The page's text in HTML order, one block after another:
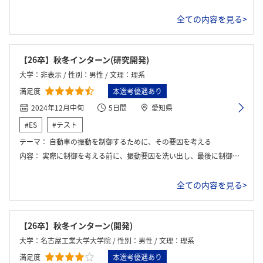
全ての内容を見る>
【26卒】秋冬インターン(研究開発)
大学：非表示 / 性別：男性 / 文理：理系
満足度
本選考優遇あり
2024年12月中旬
5日間
愛知県
#ES
#テスト
テーマ： 自動車の振動を制御するために、その要因を考える
内容： 実際に制御を考える前に、振動要因を洗い出し、最後に制御ありと無しを車体に組み込んで揺れを体感する
全ての内容を見る>
【26卒】秋冬インターン(開発)
大学：名古屋工業大学大学院 / 性別：男性 / 文理：理系
満足度
本選考優遇あり